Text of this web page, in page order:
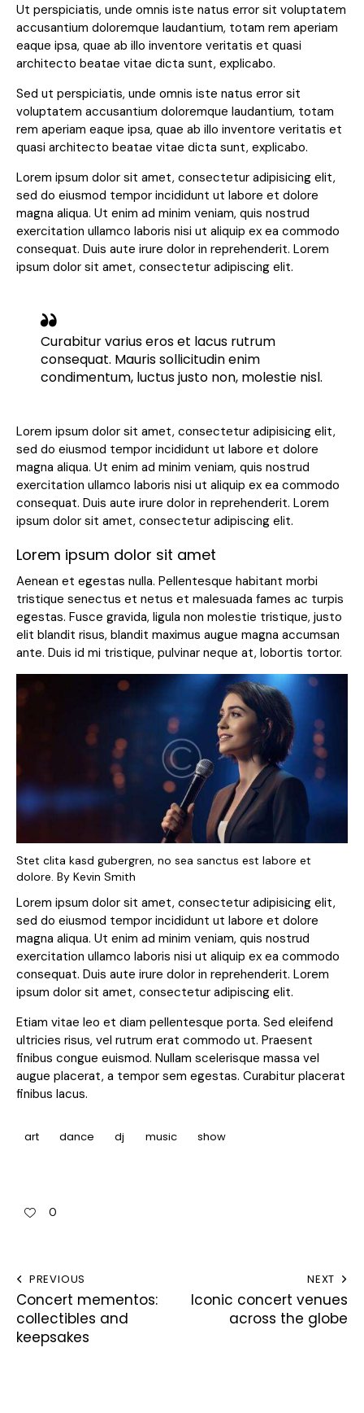
Ut perspiciatis, unde omnis iste natus error sit voluptatem
accusantium doloremque laudantium, totam rem aperiam
eaque ipsa, quae ab illo inventore veritatis et quasi
architecto beatae vitae dicta sunt, explicabo.
Sed ut perspiciatis, unde omnis iste natus error sit
voluptatem accusantium doloremque laudantium, totam
rem aperiam eaque ipsa, quae ab illo inventore veritatis et
quasi architecto beatae vitae dicta sunt, explicabo.
Lorem ipsum dolor sit amet, consectetur adipisicing elit,
sed do eiusmod tempor incididunt ut labore et dolore
magna aliqua. Ut enim ad minim veniam, quis nostrud
exercitation ullamco laboris nisi ut aliquip ex ea commodo
consequat. Duis aute irure dolor in reprehenderit. Lorem
ipsum dolor sit amet, consectetur adipiscing elit.
Curabitur varius eros et lacus rutrum
consequat. Mauris sollicitudin enim
condimentum, luctus justo non, molestie nisl.
Lorem ipsum dolor sit amet, consectetur adipisicing elit,
sed do eiusmod tempor incididunt ut labore et dolore
magna aliqua. Ut enim ad minim veniam, quis nostrud
exercitation ullamco laboris nisi ut aliquip ex ea commodo
consequat. Duis aute irure dolor in reprehenderit. Lorem
ipsum dolor sit amet, consectetur adipiscing elit.
Lorem ipsum dolor sit amet
Aenean et egestas nulla. Pellentesque habitant morbi
tristique senectus et netus et malesuada fames ac turpis
egestas. Fusce gravida, ligula non molestie tristique, justo
elit blandit risus, blandit maximus augue magna accumsan
ante. Duis id mi tristique, pulvinar neque at, lobortis tortor.
Stet clita kasd gubergren, no sea sanctus est labore et
dolore. By Kevin Smith
Lorem ipsum dolor sit amet, consectetur adipisicing elit,
sed do eiusmod tempor incididunt ut labore et dolore
magna aliqua. Ut enim ad minim veniam, quis nostrud
exercitation ullamco laboris nisi ut aliquip ex ea commodo
consequat. Duis aute irure dolor in reprehenderit. Lorem
ipsum dolor sit amet, consectetur adipiscing elit.
Etiam vitae leo et diam pellentesque porta. Sed eleifend
ultricies risus, vel rutrum erat commodo ut. Praesent
finibus congue euismod. Nullam scelerisque massa vel
augue placerat, a tempor sem egestas. Curabitur placerat
finibus lacus.
art dance dj music show
0
PREVIOUS
Concert mementos:
collectibles and
keepsakes
NEXT
Iconic concert venues
across the globe